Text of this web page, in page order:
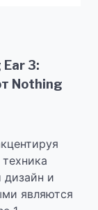
3:
Nothing
и
являются